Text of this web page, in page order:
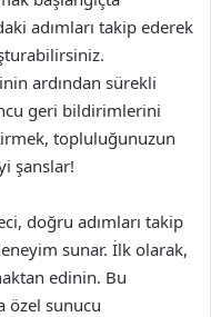
adımları takip ederek
ardından sürekli
geri bildirimlerini
topluluğunuzun
şanslar!
doğru adımları takip
sunar. İlk olarak,
edinin. Bu
özel sunucu